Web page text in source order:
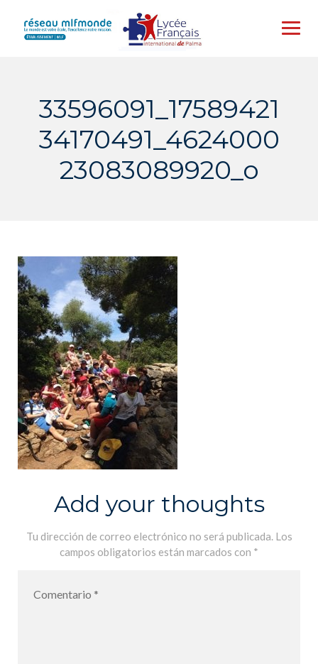
content
33596091_17589421
34170491_4624000
23083089920_o
Add your thoughts
Tu dirección de correo electrónico no será publicada. Los
campos obligatorios están marcados con *